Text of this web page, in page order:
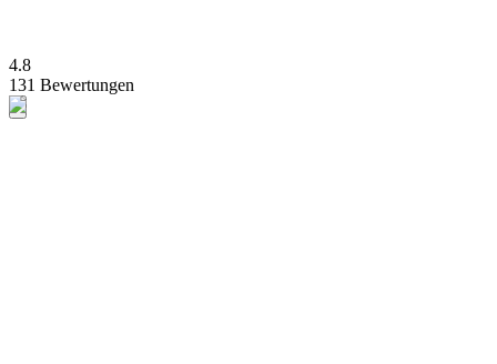
4.8
131 Bewertungen